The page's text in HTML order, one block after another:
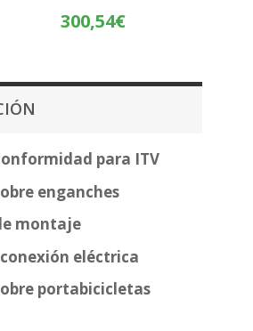
300,54€
para ITV
enganches
montaje
eléctrica
portabicicletas